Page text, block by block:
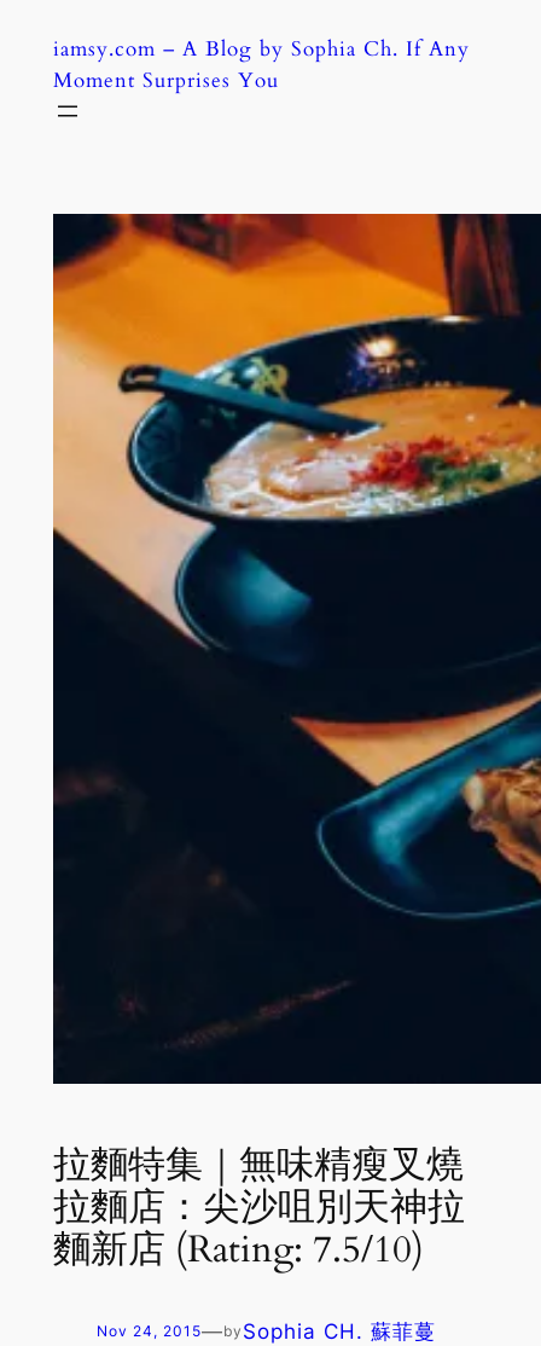
content
iamsy.com – A Blog by Sophia Ch. If Any
Moment Surprises You
拉麵特集｜無味精瘦叉燒
拉麵店：尖沙咀別天神拉
麵新店 (Rating: 7.5/10)
Nov 24, 2015—by Sophia CH. 蘇菲蔓